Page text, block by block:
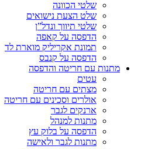
שלטי הכוונה
שלט הצעת נישואים
שלטי תיווך ונדל”ן
הדפסה על קאפה
תמונת אקריליק מוארת לד
הדפסה על קנבס
מתנות עם חריטה והדפסה
עטים
מצתים עם חריטה
אולרים וסכינים עם חריטה
ארנקים לגבר
מתנות למנהל
הדפסה על בלוק עץ
מתנות לגבר ולאישה